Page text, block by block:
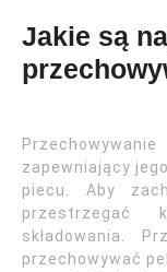
Jakie są
zapewniający
piecu. Aby
przestrzegać
składowania.
przechowywać